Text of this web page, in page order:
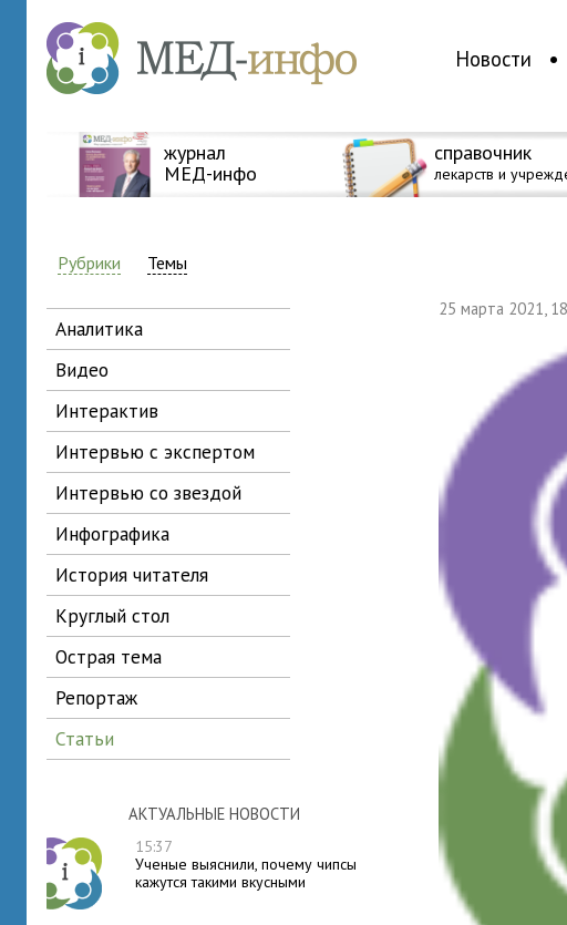
Новости
журнал
МЕД-инфо
справочник
лекарств и
Рубрики Темы
аналитика
видео
интерактив
интервью с экспертом
интервью со звездой
инфографика
история читателя
круглый стол
острая тема
репортаж
статьи
АКТУАЛЬНЫЕ НОВОСТИ
15:37
Ученые выяснили, почему чипсы
кажутся такими вкусными
25 марта 2021,